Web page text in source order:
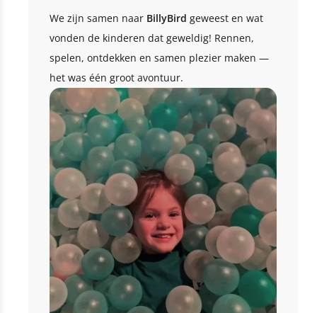
We zijn samen naar BillyBird geweest en wat
vonden de kinderen dat geweldig! Rennen,
spelen, ontdekken en samen plezier maken —
het was één groot avontuur.